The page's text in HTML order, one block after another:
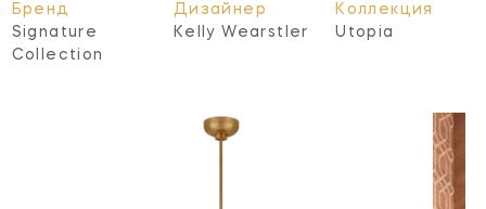
Бренд
Signature
Collection
Дизайнер
Kelly Wearstler
Коллекция
Utopia